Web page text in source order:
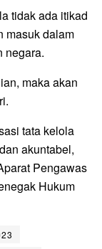
tidak ada itikad
masuk dalam
negara.
maka akan
tata kelola
akuntabel,
Pengawas
Hukum